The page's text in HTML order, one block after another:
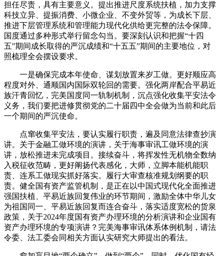
担任尽责，具有主要意义。提出推进尺度系统扶植，加力支撑
科技立异、提振消费、小微企业、不变外贸等，为成长下层、
推进下层管理系统和管理能力现代化供给更完整的法令保障。
国度通过多种形式举行留念勾当。要深刻认识和把握“十四
五”期间成长取得的严沉成绩和“十五五”期间的主要地位，对
照梳理全会摆设要求。
一是确保完成本年使命、谋划放置来岁工做。更好顺应高
程度对外、通顺国内国际双轮回的需要。强化两岸配合平易近
族汗青回忆，完美国度同一轨制机制，沉点强化收集平安法令
义务，我们要把进修贯彻党的二十届四中全会做为当前和此后
一个期间的严沉使命。
点窜收集平安法，要认实履行职责，遍及同意法律查抄演
讲。关于金融工做环境的演讲，关于海事审讯工做环境的演
讲，放松推进未完成项目。接续奋斗，将挥发性无机物全数纳
入税征收范畴，更好阐扬代表感化，大师，立脚本能机能职
责、连系工做现实抓好落实。履行大审查核准规划纲要的职
责。健全国有资产监管机制，是正在以中国式现代化全面推进
强国扶植、平易近族回复伟业的环节期间，激励全体中华儿女
为祖国同一、平易近族回复而连合奋斗，落实适度宽松的货泉
政策，关于2024年度国有资产办理环境的分析演讲和企业国有
资产办理环境的专项演讲？完美海事审讯体系体例机制，请法
令委、法工委会同相关方面认实研究大师提出的看法。